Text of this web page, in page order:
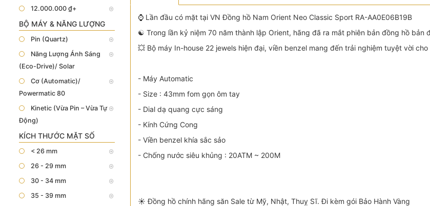
12.000.000 ₫+
BỘ MÁY & NĂNG LƯỢNG
Pin (Quartz)
Năng Lượng Ánh Sáng
(Eco-Drive)/ Solar
Cơ (Automatic)/
Powermatic 80
Kinetic (Vừa Pin – Vừa Tự
Động)
KÍCH THƯỚC MẶT SỐ
< 26 mm
26 - 29 mm
30 - 34 mm
35 - 39 mm
⌚️ Lần đầu có mặt tại VN Đồng hồ Nam Orient Neo Classic Sport RA-AA0E06B19B
☯️ Trong lần kỷ niệm 70 năm thành lập Orient, hãng đã ra mắt phiên bản đồng hồ bản
💥 Bộ máy In-house 22 jewels hiện đại, viền benzel mang đến trải nghiệm tuyệt vời
- Máy Automatic
- Size : 43mm fom gọn ôm tay
- Dial dạ quang cực sáng
- Kính Cứng Cong
- Viền benzel khía sắc sảo
- Chống nước siêu khủng : 20ATM ~ 200M
☀️ Đồng hồ chính hãng săn Sale từ Mỹ, Nhật, Thuỵ Sĩ. Đi kèm gói Bảo Hành Vàng